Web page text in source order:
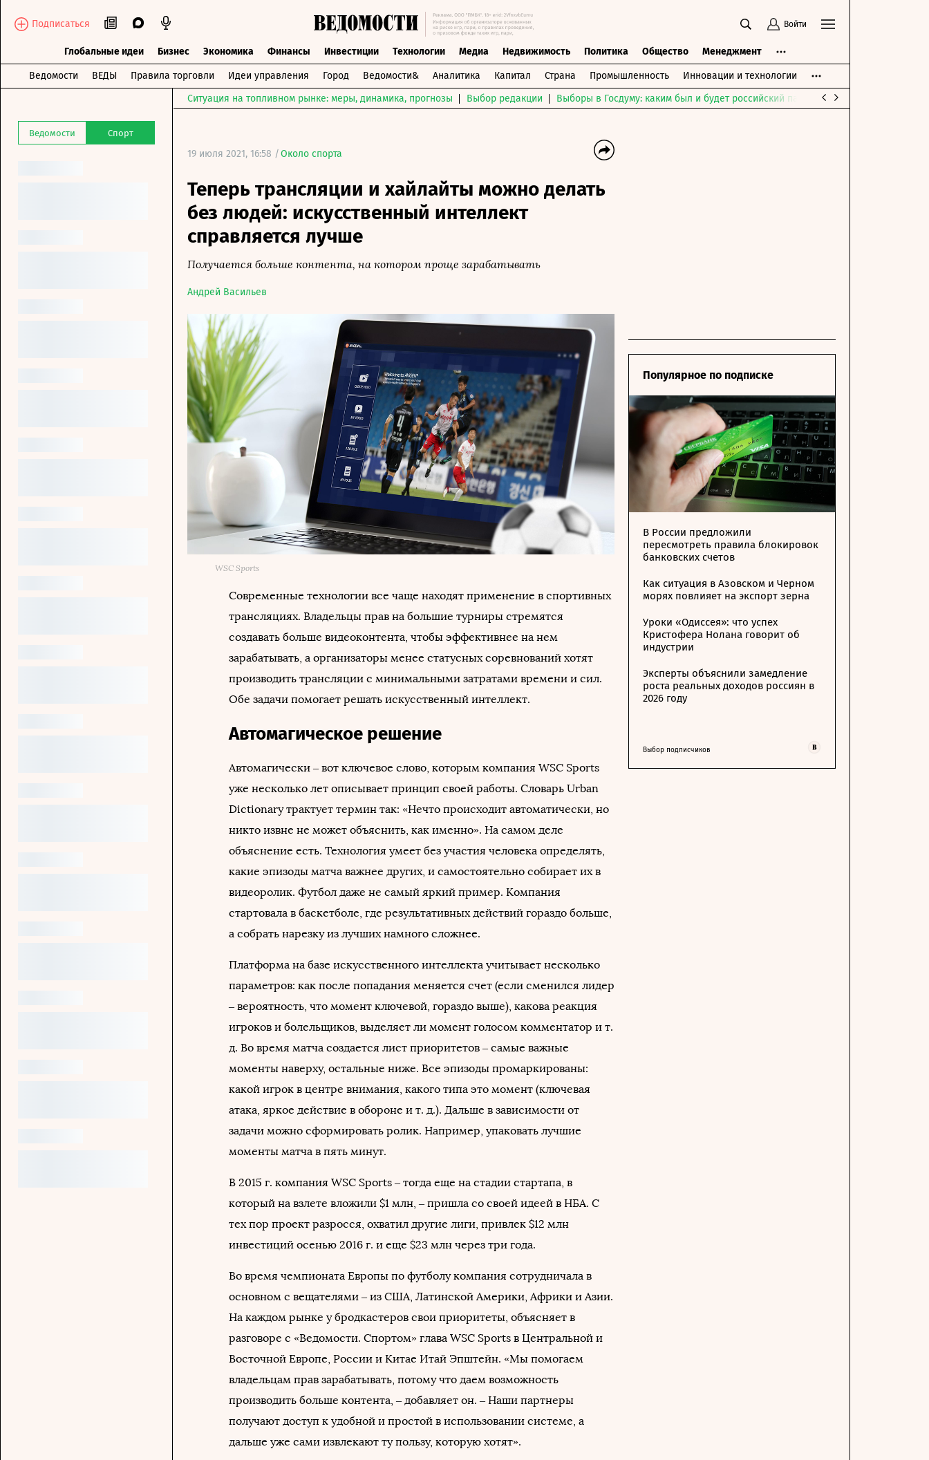
Подписаться Войти
Глобальные идеи Бизнес Экономика Финансы Инвестиции Технологии Медиа Недвижимость Политика Общество Менеджмент
Ведомости ВЕДЫ Правила торговли Идеи управления Город Ведомости& Аналитика Капитал Страна Промышленность Инновации и технологии
Ведомости Спорт
Ситуация на топливном рынке: меры, динамика, прогнозы Выбор редакции Выборы в Госдуму: каким был и будет российский парламент
19 июля 2021, 16:58 /Около спорта
Теперь трансляции и хайлайты можно делать
без людей: искусственный интеллект
справляется лучше
Получается больше контента, на котором проще зарабатывать
Андрей Васильев
WSC Sports
Современные технологии все чаще находят применение в спортивных
трансляциях. Владельцы прав на большие турниры стремятся
создавать больше видеоконтента, чтобы эффективнее на нем
зарабатывать, а организаторы менее статусных соревнований хотят
производить трансляции с минимальными затратами времени и сил.
Обе задачи помогает решать искусственный интеллект.
Автомагическое решение
Автомагически – вот ключевое слово, которым компания WSC Sports
уже несколько лет описывает принцип своей работы. Словарь Urban
Dictionary трактует термин так: «Нечто происходит автоматически, но
никто извне не может объяснить, как именно». На самом деле
объяснение есть. Технология умеет без участия человека определять,
какие эпизоды матча важнее других, и самостоятельно собирает их в
видеоролик. Футбол даже не самый яркий пример. Компания
стартовала в баскетболе, где результативных действий гораздо больше,
а собрать нарезку из лучших намного сложнее.
Платформа на базе искусственного интеллекта учитывает несколько
параметров: как после попадания меняется счет (если сменился лидер
– вероятность, что момент ключевой, гораздо выше), какова реакция
игроков и болельщиков, выделяет ли момент голосом комментатор и т.
д. Во время матча создается лист приоритетов – самые важные
моменты наверху, остальные ниже. Все эпизоды промаркированы:
какой игрок в центре внимания, какого типа это момент (ключевая
атака, яркое действие в обороне и т. д.). Дальше в зависимости от
задачи можно сформировать ролик. Например, упаковать лучшие
моменты матча в пять минут.
В 2015 г. компания WSC Sports – тогда еще на стадии стартапа, в
который на взлете вложили $1 млн, – пришла со своей идеей в НБА. С
тех пор проект разросся, охватил другие лиги, привлек $12 млн
инвестиций осенью 2016 г. и еще $23 млн через три года.
Во время чемпионата Европы по футболу компания сотрудничала в
основном с вещателями – из США, Латинской Америки, Африки и Азии.
На каждом рынке у бродкастеров свои приоритеты, объясняет в
разговоре с «Ведомости. Спортом» глава WSC Sports в Центральной и
Восточной Европе, России и Китае Итай Эпштейн. «Мы помогаем
владельцам прав зарабатывать, потому что даем возможность
производить больше контента, – добавляет он. – Наши партнеры
получают доступ к удобной и простой в использовании системе, а
дальше уже сами извлекают ту пользу, которую хотят».
Популярное по подписке
В России предложили
пересмотреть правила блокировок
банковских счетов
Как ситуация в Азовском и Черном
морях повлияет на экспорт зерна
Уроки «Одиссея»: что успех
Кристофера Нолана говорит об
индустрии
Эксперты объяснили замедление
роста реальных доходов россиян в
2026 году
Выбор подписчиков